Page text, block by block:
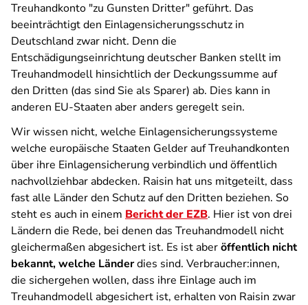
Treuhandkonto "zu Gunsten Dritter" geführt. Das
beeinträchtigt den Einlagensicherungsschutz in
Deutschland zwar nicht. Denn die
Entschädigungseinrichtung deutscher Banken stellt im
Treuhandmodell hinsichtlich der Deckungssumme auf
den Dritten (das sind Sie als Sparer) ab. Dies kann in
anderen EU-Staaten aber anders geregelt sein.
Wir wissen nicht, welche Einlagensicherungssysteme
welche europäische Staaten Gelder auf Treuhandkonten
über ihre Einlagensicherung verbindlich und öffentlich
nachvollziehbar abdecken. Raisin hat uns mitgeteilt, dass
fast alle Länder den Schutz auf den Dritten beziehen. So
steht es auch in einem Bericht der EZB. Hier ist von drei
Ländern die Rede, bei denen das Treuhandmodell nicht
gleichermaßen abgesichert ist. Es ist aberöffentlich nicht
bekannt, welche Länderdies sind. Verbraucher:innen,
die sichergehen wollen, dass ihre Einlage auch im
Treuhandmodell abgesichert ist, erhalten von Raisin zwar